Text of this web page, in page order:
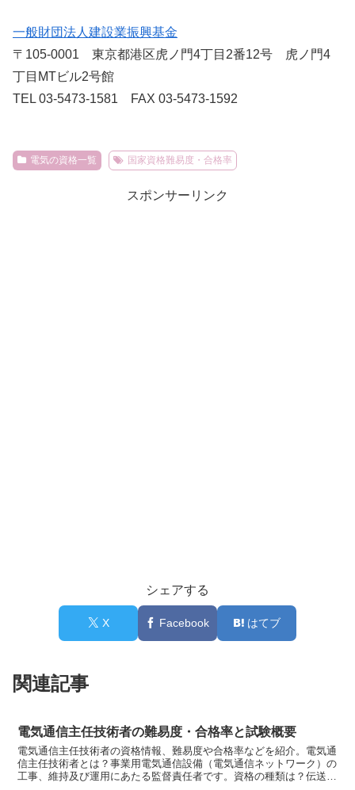
一般財団法人建設業振興基金
〒105-0001 東京都港区虎ノ門4丁目2番12号 虎ノ門4
丁目MTビル2号館
TEL 03-5473-1581 FAX 03-5473-1592
電気の資格一覧 国家資格難易度・合格率
スポンサーリンク
シェアする
X Facebook はてブ
関連記事
電気通信主任技術者の難易度・合格率と試験概要
電気通信主任技術者の資格情報、難易度や合格率などを紹介。電気通
信主任技術者とは？事業用電気通信設備（電気通信ネットワーク）の
工事、維持及び運用にあたる監督責任者です。資格の種類は？伝送交